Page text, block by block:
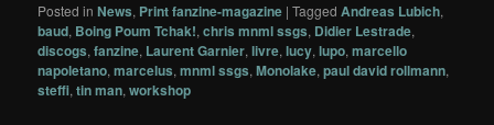
Posted in News, Print fanzine-magazine |Tagged Andreas Lubich,
baud, Boing Poum Tchak!,chris mnml ssgs, Didier Lestrade,
discogs,fanzine, Laurent Garnier,livre,lucy,lupo,marcello
napoletano,marcelus,mnml ssgs,Monolake,paul david rollmann,
steffi,tin man,workshop